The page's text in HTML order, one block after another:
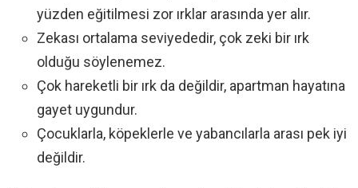
yüzden eğitilmesi zor ırklar arasında yer alır.
Zekası ortalama seviyededir, çok zeki bir ırk
olduğu söylenemez.
Çok hareketli bir ırk da değildir, apartman hayatına
gayet uygundur.
Çocuklarla, köpeklerle ve yabancılarla arası pek iyi
değildir.